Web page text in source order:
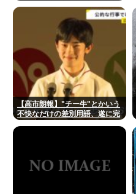
【高市朗報】"チー牛"とかいう
不快なだけの差別用語、遂に完